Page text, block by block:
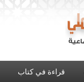
قراءة في كتاب